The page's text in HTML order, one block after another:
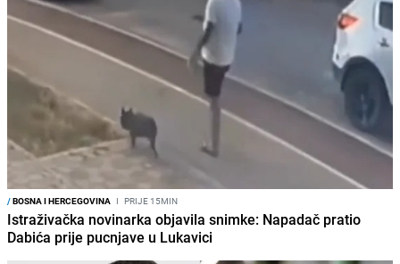
/BOSNA I HERCEGOVINA I PRIJE 15MIN
Istraživačka novinarka objavila snimke: Napadač pratio
Dabića prije pucnjave u Lukavici